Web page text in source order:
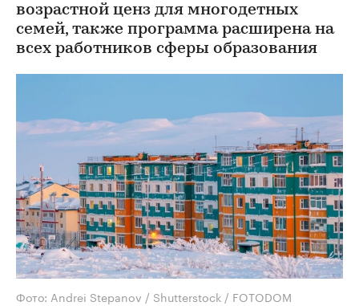
возрастной ценз для многодетных
семей, также программа расширена на
всех работников сферы образования
Фото: Andrei Stepanov / Shutterstock / FOTODOM